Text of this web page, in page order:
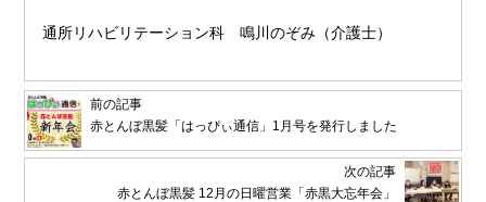
通所リハビリテーション科 鳴川のぞみ（介護士）
前の記事
赤とんぼ黒髪「はっぴぃ通信」1月号を発行しました
次の記事
赤とんぼ黒髪 12月の日曜営業「赤黒大忘年会」